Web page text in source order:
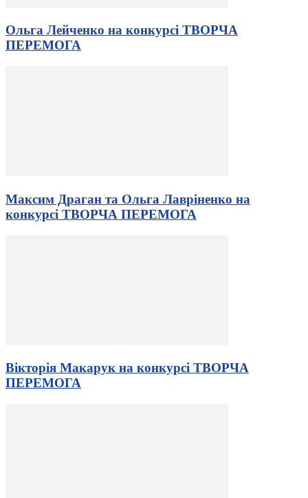
Ольга Лейченко на конкурсі ТВОРЧА
ПЕРЕМОГА
Максим Драган та Ольга Лавріненко на
конкурсі ТВОРЧА ПЕРЕМОГА
Вікторія Макарук на конкурсі ТВОРЧА
ПЕРЕМОГА